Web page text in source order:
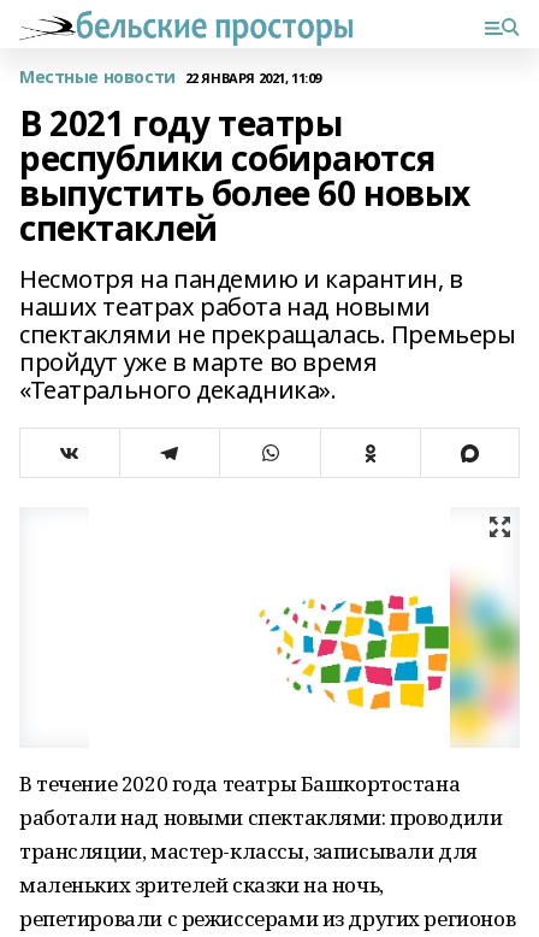
Местные новости 22 ЯНВАРЯ 2021, 11:09
В 2021 году театры
республики собираются
выпустить более 60 новых
спектаклей
Несмотря на пандемию и карантин, в
наших театрах работа над новыми
спектаклями не прекращалась. Премьеры
пройдут уже в марте во время
«Театрального декадника».
В течение 2020 года театры Башкортостана
работали над новыми спектаклями: проводили
трансляции, мастер-классы, записывали для
маленьких зрителей сказки на ночь,
репетировали с режиссерами из других регионов